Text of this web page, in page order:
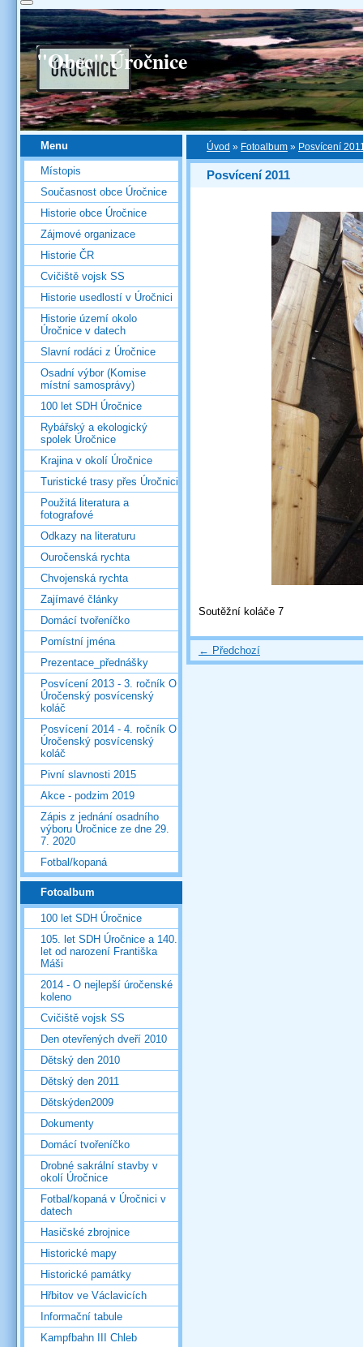
"Obec" Úročnice
Úvod » Fotoalbum » Posvícení
Posvícení 2011
Soutěžní koláče 7
← Předchozí
Menu
Místopis
Současnost obce Úročnice
Historie obce Úročnice
Zájmové organizace
Historie ČR
Cvičiště vojsk SS
Historie usedlostí v Úročnici
Historie území okolo
Úročnice v datech
Slavní rodáci z Úročnice
Osadní výbor (Komise
místní samosprávy)
100 let SDH Úročnice
Rybářský a ekologický
spolek Úročnice
Krajina v okolí Úročnice
Turistické trasy přes Úročnici
Použitá literatura a
fotografové
Odkazy na literaturu
Ouročenská rychta
Chvojenská rychta
Zajímavé články
Domácí tvořeníčko
Pomístní jména
Prezentace_přednášky
Posvícení 2013 - 3. ročník O
Úročenský posvícenský
koláč
Posvícení 2014 - 4. ročník O
Úročenský posvícenský
koláč
Pivní slavnosti 2015
Akce - podzim 2019
Zápis z jednání osadního
výboru Úročnice ze dne 29.
7. 2020
Fotbal/kopaná
Fotoalbum
100 let SDH Úročnice
105. let SDH Úročnice a 140.
let od narození Františka
Máši
2014 - O nejlepší úročenské
koleno
Cvičiště vojsk SS
Den otevřených dveří 2010
Dětský den 2010
Dětský den 2011
Dětskýden2009
Dokumenty
Domácí tvořeníčko
Drobné sakrální stavby v
okolí Úročnice
Fotbal/kopaná v Úročnici v
datech
Hasičské zbrojnice
Historické mapy
Historické památky
Hřbitov ve Václavicích
Informační tabule
Kampfbahn III Chleb